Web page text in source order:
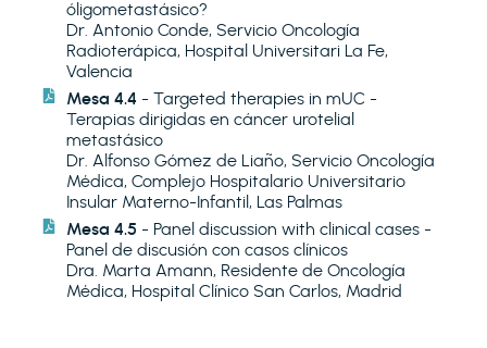
óligometastásico?
Dr. Antonio Conde, Servicio Oncología
Radioterápica, Hospital Universitari La Fe,
Valencia
Mesa 4.4 - Targeted therapies in mUC -
Terapias dirigidas en cáncer urotelial
metastásico
Dr. Alfonso Gómez de Liaño, Servicio Oncología
Médica, Complejo Hospitalario Universitario
Insular Materno-Infantil, Las Palmas
Mesa 4.5 - Panel discussion with clinical cases -
Panel de discusión con casos clínicos
Dra. Marta Amann, Residente de Oncología
Médica, Hospital Clínico San Carlos, Madrid